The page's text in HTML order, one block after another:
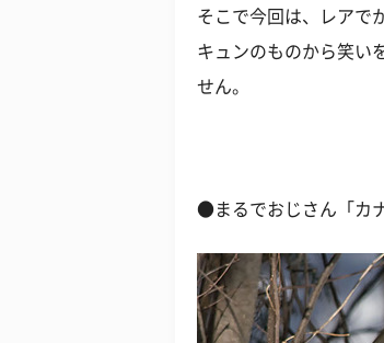
そこで今回は、レアで
キュンのものから笑い
せん。
●まるでおじさん「カ